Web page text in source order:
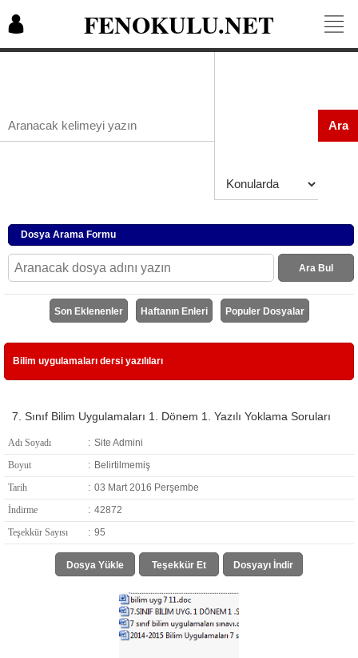
FENOKULU.NET
Ara
Dosya Arama Formu
Ara Bul
Son Eklenenler Haftanın Enleri Populer Dosyalar
Bilim uygulamaları dersi yazılıları
7. Sınıf Bilim Uygulamaları 1. Dönem 1. Yazılı Yoklama Soruları
Adı Soyadı : Site Admini
Boyut
: Belirtilmemiş
Tarih
: 03 Mart 2016 Perşembe
İndirme
: 42872
Teşekkür Sayısı
: 95
Dosya Yükle Teşekkür Et Dosyayı İndir